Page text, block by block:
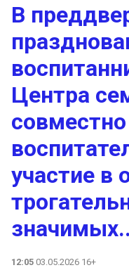
В
Центра
участие в
12:05 03.05.2026 16+